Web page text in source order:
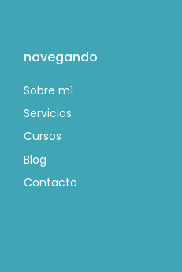
navegando
Sobre mí
Servicios
Cursos
Blog
Contacto